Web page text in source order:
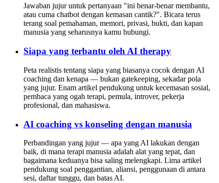
Jawaban jujur untuk pertanyaan "ini benar-benar membantu,
atau cuma chatbot dengan kemasan cantik?". Bicara terus
terang soal pemahaman, memori, privasi, bukti, dan kapan
manusia yang seharusnya kamu hubungi.
Siapa yang terbantu oleh AI therapy
Peta realistis tentang siapa yang biasanya cocok dengan AI
coaching dan kenapa — bukan gatekeeping, sekadar pola
yang jujur. Enam artikel pendukung untuk kecemasan sosial,
pembaca yang ogah terapi, pemula, introver, pekerja
profesional, dan mahasiswa.
AI coaching vs konseling dengan manusia
Perbandingan yang jujur — apa yang AI lakukan dengan
baik, di mana terapi manusia adalah alat yang tepat, dan
bagaimana keduanya bisa saling melengkapi. Lima artikel
pendukung soal penggantian, aliansi, penggunaan di antara
sesi, daftar tunggu, dan batas AI.